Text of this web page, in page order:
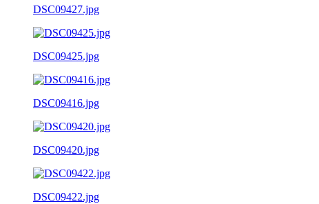
DSC09427.jpg
DSC09425.jpg
DSC09416.jpg
DSC09420.jpg
DSC09422.jpg